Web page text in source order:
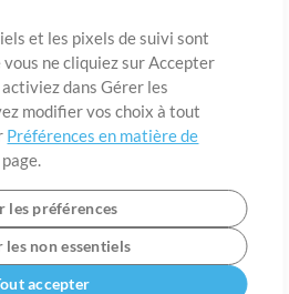
et les pixels de suivi sont
ne cliquiez sur Accepter
dans Gérer les
modifier vos choix à tout
Préférences en matière de
les préférences
les non essentiels
accepter
Langue